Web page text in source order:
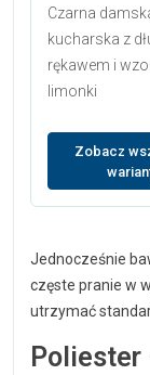
Czarna
kucharska z
rękawem i
limonki
Zobacz
Jednocześnie
częste pranie w
utrzymać
Poliester